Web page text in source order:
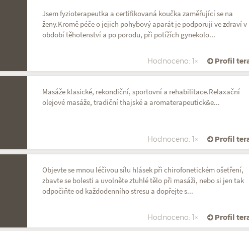
Jsem fyzioterapeutka a certifikovaná koučka zaměřující se na
ženy.Kromě péče o jejich pohybový aparát je podporuji ve zdraví v
období těhotenství a po porodu, při potížích gynekolo...
Hodnoceno: 1× Profil
Masáže klasické, rekondiční, sportovní a rehabilitace.Relaxační
olejové masáže, tradiční thajské a aromaterapeutick&e...
Hodnoceno: 1× Profil
Objevte se mnou léčivou sílu hlásek při chirofonetickém ošetření,
zbavte se bolesti a uvolněte ztuhlé tělo při masáži, nebo si jen tak
odpočiňte od každodenního stresu a dopřejte s...
Hodnoceno: 1× Profil